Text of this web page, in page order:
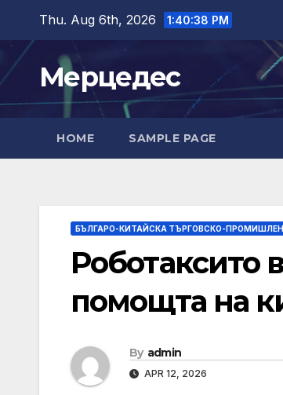
content
Thu. Aug 6th, 2026 1:40:39 PM
Мерцедес
HOME SAMPLE PAGE
БЪЛГАРО-КИТАЙСКА ТЪРГОВСКО-
Роботаксито
помощта на
By admin
APR 12, 2026